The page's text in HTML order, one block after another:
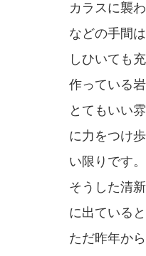
カラスに襲
などの手間
しひいても
作っている
とてもいい
に力をつけ
い限りです。
そうした清
に出ている
ただ昨年か